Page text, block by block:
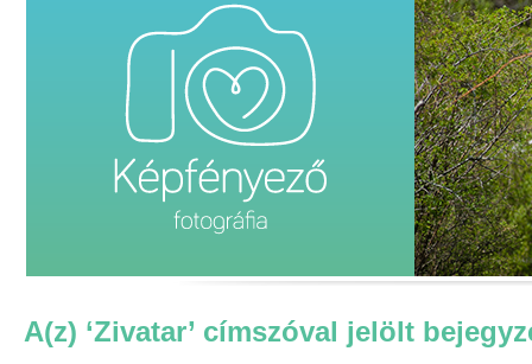
A(z) ‘Zivatar’ címszóval jelölt